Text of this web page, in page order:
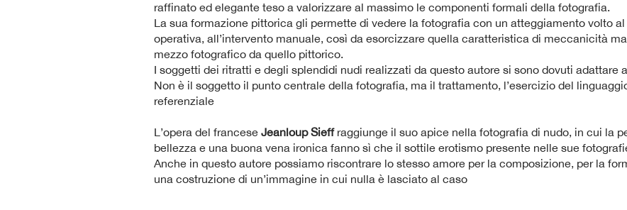
raffinato ed elegante teso a valorizzare al massimo le componenti formali della fotografia.
La sua formazione pittorica gli permette di vedere la fotografia con un atteggiamento volto
operativa, all’intervento manuale, così da esorcizzare quella caratteristica di meccanicità
mezzo fotografico da quello pittorico.
I soggetti dei ritratti e degli splendidi nudi realizzati da questo autore si sono dovuti adattare
Non è il soggetto il punto centrale della fotografia, ma il trattamento, l’esercizio del
referenziale
L’opera del francese Jeanloup Sieffraggiunge il suo apice nella fotografia di nudo, in cui la
bellezza e una buona vena ironica fanno sì che il sottile erotismo presente nelle sue
Anche in questo autore possiamo riscontrare lo stesso amore per la composizione, per la
una costruzione di un’immagine in cui nulla è lasciato al caso